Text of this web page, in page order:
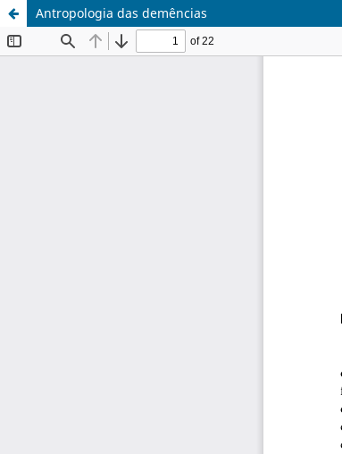
Antropologia das demências